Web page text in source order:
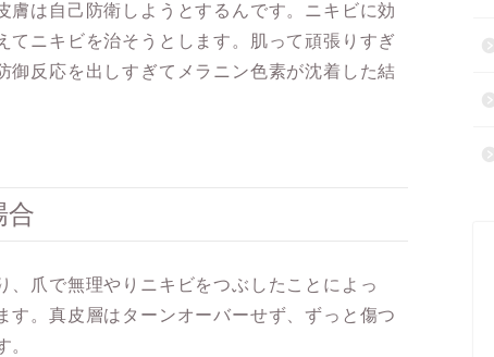
は自己防衛しようとするんです。ニキビに効
てニキビを治そうとします。肌って頑張りすぎ
御反応を出しすぎて メラニン色素が沈着した結
合
爪で無理やりニキビをつぶしたことによっ
。真皮層はターンオーバーせず、ずっと傷つ
。